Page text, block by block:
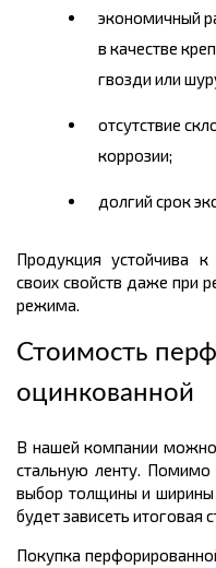
экономичный
в качестве
гвозди или
отсутствие
коррозии;
долгий срок
Продукция устойчива
своих свойств даже при
режима.
Стоимость
оцинкованной
В нашей компании
стальную ленту.
выбор толщины и ширины
будет зависеть итоговая
Покупка